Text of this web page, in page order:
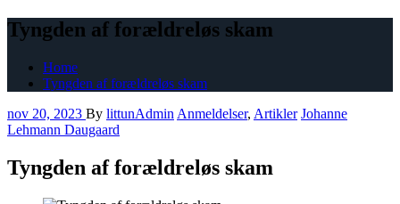
Tyngden af forældreløs skam
Home
Tyngden af forældreløs skam
nov 20, 2023 By littunAdmin Anmeldelser, Artikler Johanne
Lehmann Daugaard
Tyngden af forældreløs skam